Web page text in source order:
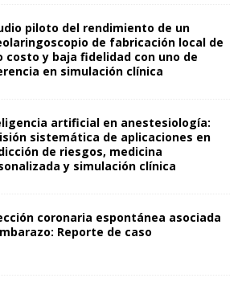
piloto del rendimiento de un
de fabricación local de
costo y baja fidelidad con uno de
en simulación clínica
artificial en anestesiología:
sistemática de aplicaciones en
de riesgos, medicina
y simulación clínica
coronaria espontánea asociada
Reporte de caso